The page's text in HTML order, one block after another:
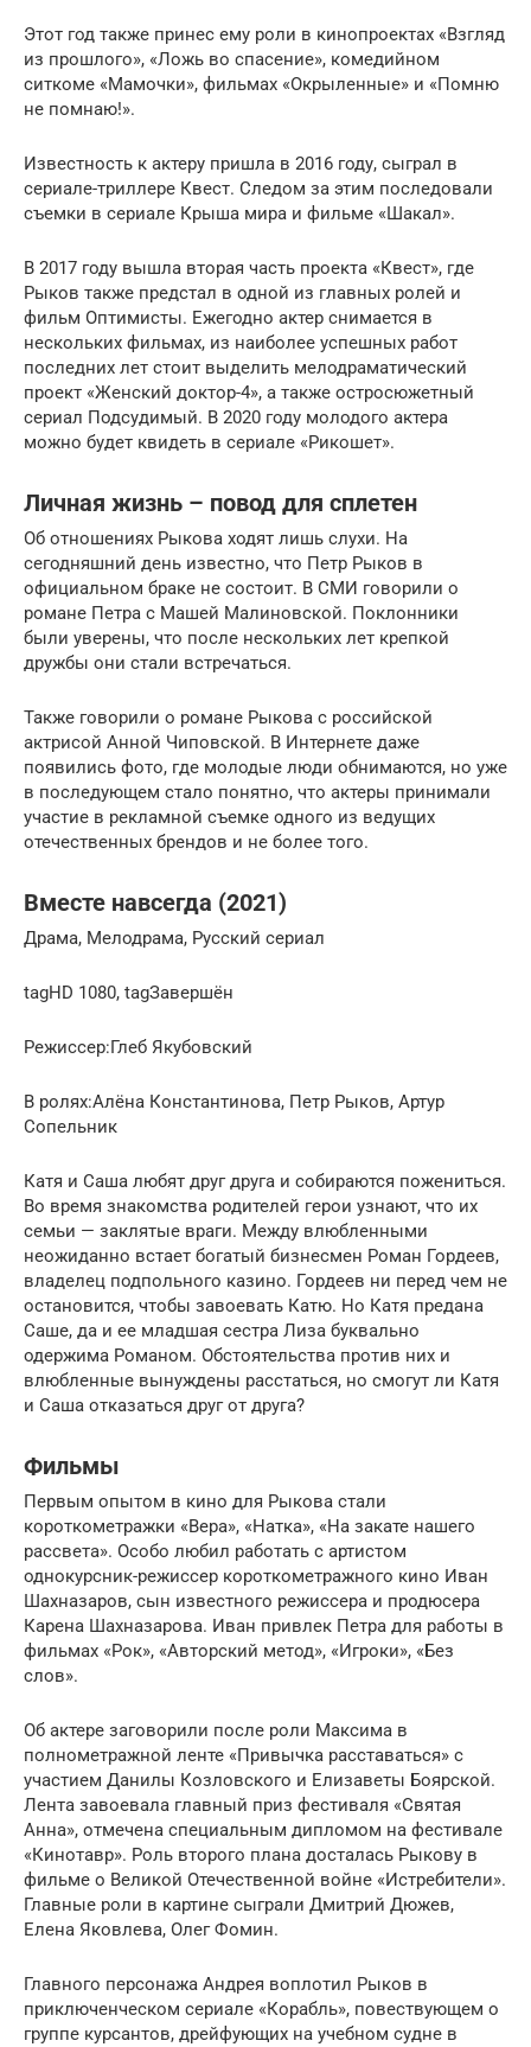
Этот год также принес ему роли в кинопроектах «Взгляд
из прошлого», «Ложь во спасение», комедийном
ситкоме «Мамочки», фильмах «Окрыленные» и «Помню
не помнаю!».
Известность к актеру пришла в 2016 году, сыграл в
сериале-триллере Квест. Следом за этим последовали
съемки в сериале Крыша мира и фильме «Шакал».
В 2017 году вышла вторая часть проекта «Квест», где
Рыков также предстал в одной из главных ролей и
фильм Оптимисты. Ежегодно актер снимается в
нескольких фильмах, из наиболее успешных работ
последних лет стоит выделить мелодраматический
проект «Женский доктор-4», а также остросюжетный
сериал Подсудимый. В 2020 году молодого актера
можно будет квидеть в сериале «Рикошет».
Личная жизнь – повод для сплетен
Об отношениях Рыкова ходят лишь слухи. На
сегодняшний день известно, что Петр Рыков в
официальном браке не состоит. В СМИ говорили о
романе Петра с Машей Малиновской. Поклонники
были уверены, что после нескольких лет крепкой
дружбы они стали встречаться.
Также говорили о романе Рыкова с российской
актрисой Анной Чиповской. В Интернете даже
появились фото, где молодые люди обнимаются, но уже
в последующем стало понятно, что актеры принимали
участие в рекламной съемке одного из ведущих
отечественных брендов и не более того.
Вместе навсегда (2021)
Драма, Мелодрама, Русский сериал
tagHD 1080, tagЗавершён
Режиссер:Глеб Якубовский
В ролях:Алёна Константинова, Петр Рыков, Артур
Сопельник
Катя и Саша любят друг друга и собираются пожениться.
Во время знакомства родителей герои узнают, что их
семьи — заклятые враги. Между влюбленными
неожиданно встает богатый бизнесмен Роман Гордеев,
владелец подпольного казино. Гордеев ни перед чем не
остановится, чтобы завоевать Катю. Но Катя предана
Саше, да и ее младшая сестра Лиза буквально
одержима Романом. Обстоятельства против них и
влюбленные вынуждены расстаться, но смогут ли Катя
и Саша отказаться друг от друга?
Фильмы
Первым опытом в кино для Рыкова стали
короткометражки «Вера», «Натка», «На закате нашего
рассвета». Особо любил работать с артистом
однокурсник-режиссер короткометражного кино Иван
Шахназаров, сын известного режиссера и продюсера
Карена Шахназарова. Иван привлек Петра для работы в
фильмах «Рок», «Авторский метод», «Игроки», «Без
слов».
Об актере заговорили после роли Максима в
полнометражной ленте «Привычка расставаться» с
участием Данилы Козловского и Елизаветы Боярской.
Лента завоевала главный приз фестиваля «Святая
Анна», отмечена специальным дипломом на фестивале
«Кинотавр». Роль второго плана досталась Рыкову в
фильме о Великой Отечественной войне «Истребители».
Главные роли в картине сыграли Дмитрий Дюжев,
Елена Яковлева, Олег Фомин.
Главного персонажа Андрея воплотил Рыков в
приключенческом сериале «Корабль», повествующем о
группе курсантов, дрейфующих на учебном судне в